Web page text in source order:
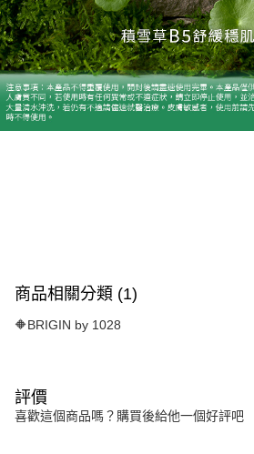
商品相關分類 (1)
🔶BRIGIN by 1028
評價
喜歡這個商品嗎？購買後給他一個好評吧